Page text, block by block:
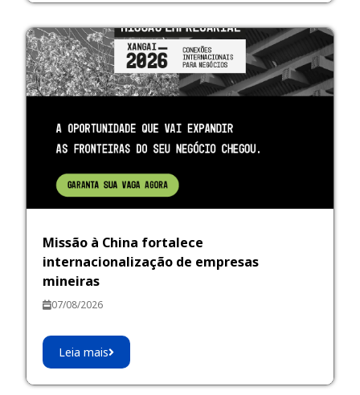
Missão à China fortalece
internacionalização de empresas
mineiras
07/08/2026
Leia mais